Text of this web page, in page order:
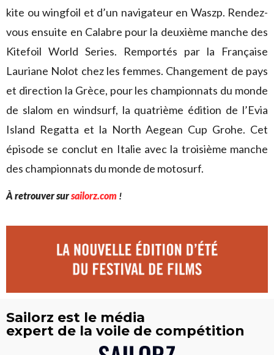
kite ou wingfoil et d’un navigateur en Waszp. Rendez-
vous ensuite en Calabre pour la deuxième manche des
Kitefoil World Series. Remportés par la Française
Lauriane Nolot chez les femmes. Changement de pays
et direction la Grèce, pour les championnats du monde
de slalom en windsurf, la quatrième édition de l’Evia
Island Regatta et la North Aegean Cup Grohe. Cet
épisode se conclut en Italie avec la troisième manche
des championnats du monde de motosurf.
À retrouver sursailorz.com !
Sailorz est le média
expert de la voile de compétition